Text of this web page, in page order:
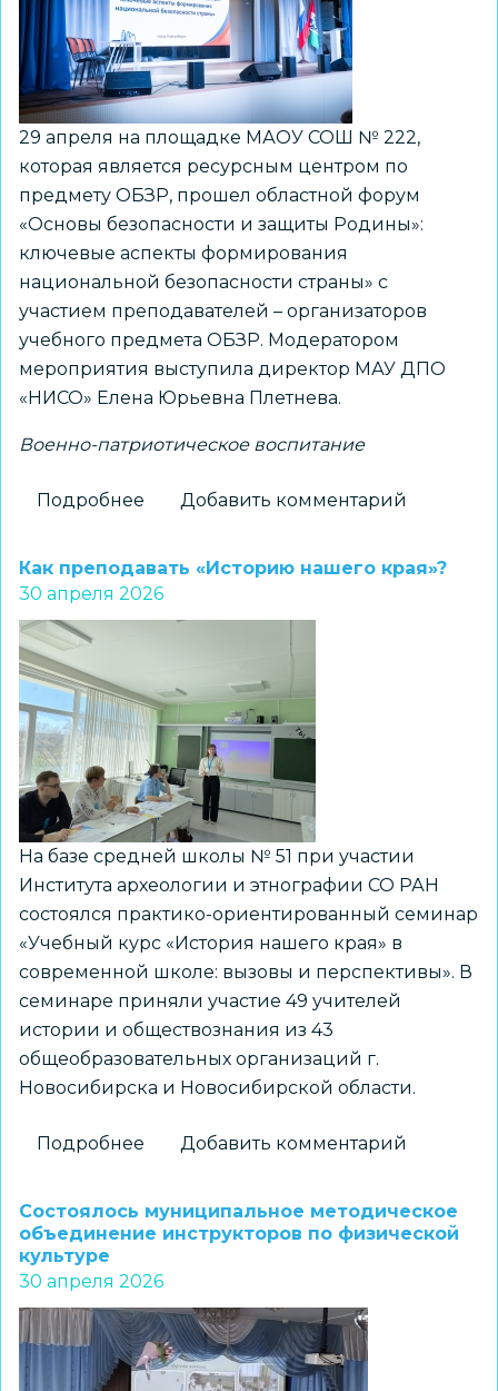
29 апреля на площадке МАОУ СОШ № 222,
которая является ресурсным центром по
предмету ОБЗР, прошел областной форум
«Основы безопасности и защиты Родины»:
ключевые аспекты формирования
национальной безопасности страны» с
участием преподавателей – организаторов
учебного предмета ОБЗР. Модератором
мероприятия выступила директор МАУ ДПО
«НИСО» Елена Юрьевна Плетнева.
Военно-патриотическое воспитание
Подробнее
Новосибирске
прошел
областной
безопасности
и
защиты
Родины»:
ключевые
аспекты
формирования
национальной
безопасности
страны»
Добавить комментарий
Как преподавать «Историю нашего края»?
30 апреля 2026
На базе средней школы № 51 при участии
Института археологии и этнографии СО РАН
состоялся практико-ориентированный семинар
«Учебный курс «История нашего края» в
современной школе: вызовы и перспективы». В
семинаре приняли участие 49 учителей
истории и обществознания из 43
общеобразовательных организаций г.
Новосибирска и Новосибирской области.
Подробнее
«Историю
края»?
Добавить комментарий
Состоялось муниципальное методическое
объединение инструкторов по физической
культуре
30 апреля 2026